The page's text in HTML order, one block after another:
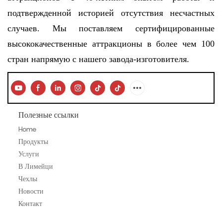
подтвержденной историей отсутствия несчастных
случаев. Мы поставляем сертифицированные
высококачественные аттракционы в более чем 100
стран напрямую с нашего завода-изготовителя.
Полезные ссылки
Home
Продукты
Услуги
В Лимейци
Чехлы
Новости
Контакт